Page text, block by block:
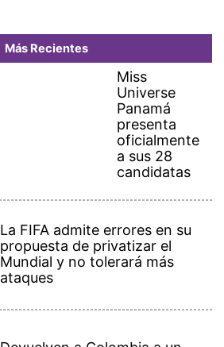
Más Recientes
Miss
Universe
Panamá
presenta
oficialmente
a sus 28
candidatas
La FIFA admite errores en su
propuesta de privatizar el
Mundial y no tolerará más
ataques